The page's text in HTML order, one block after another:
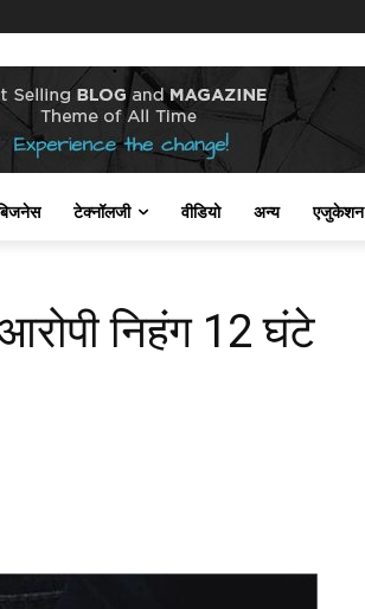
टेक्नॉलजी वीडियो अन्य एजुकेशन
निहंग 12 घंटे